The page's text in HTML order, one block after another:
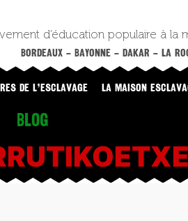
d’éducation populaire à la
BORDEAUX – BAYONNE – DAKAR – LA
DE L’ESCLAVAGE LA MAISON
Blog